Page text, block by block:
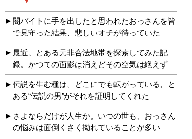
闇バイトに手を出したと思われたおっさんを皆
で見守った結果、悲しいオチが待っていた
最近、とある元非合法地帯を探索してみた記
録。かつての面影は消えどその空気は絶えず
伝説を生む種は、どこにでも転がっている。と
ある“伝説の男”がそれを証明してくれた
さよならだけが人生か。いつの世も、おっさん
の悩みは面倒くさく拗れていることが多い